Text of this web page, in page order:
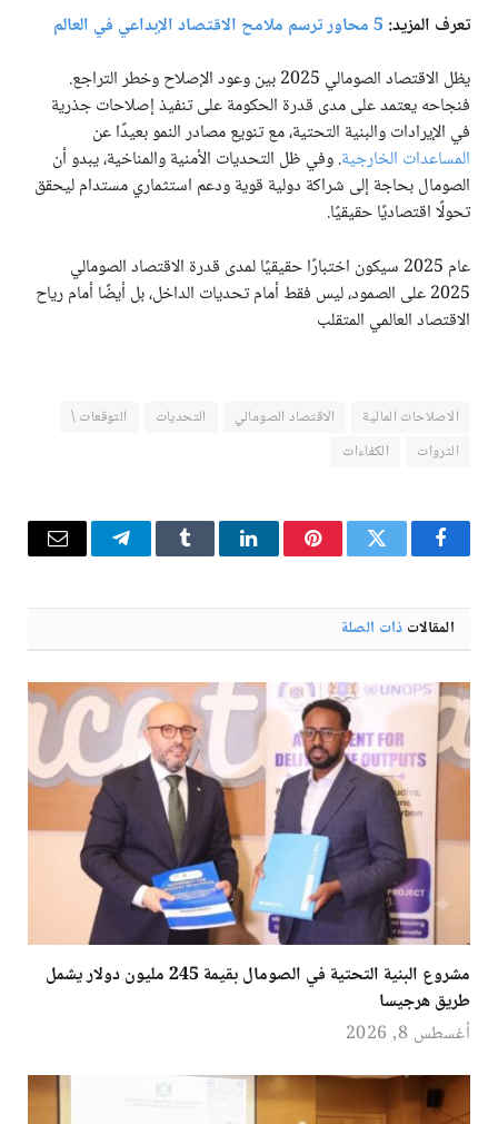
تعرف المزيد: 5 محاور ترسم ملامح الاقتصاد الإبداعي في العالم
يظل الاقتصاد الصومالي 2025 بين وعود الإصلاح وخطر التراجع.
فنجاحه يعتمد على مدى قدرة الحكومة على تنفيذ إصلاحات جذرية
في الإيرادات والبنية التحتية، مع تنويع مصادر النمو بعيدًا عن
المساعدات الخارجية. وفي ظل التحديات الأمنية والمناخية، يبدو أن
الصومال بحاجة إلى شراكة دولية قوية ودعم استثماري مستدام ليحقق
تحولًا اقتصاديًا حقيقيًا.
عام 2025 سيكون اختبارًا حقيقيًا لمدى قدرة الاقتصاد الصومالي
2025 على الصمود، ليس فقط أمام تحديات الداخل، بل أيضًا أمام رياح
الاقتصاد العالمي المتقلب
الاصلاحات المالية الاقتصاد الصومالي التحديات
التوقعات \
الثروات
الكفاءات
فيسبوكتويتر بينتيريستلينكدإن Tumblr تيلقرام البريد
المقالات ذات الصلة
مشروع البنية التحتية في الصومال بقيمة 245 مليون دولار يشمل
طريق هرجيسا
أغسطس 8, 2026